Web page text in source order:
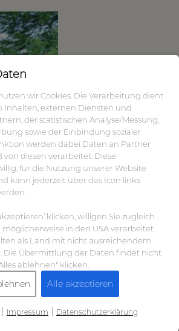
wir Cookies. Die Verarbeitung dient
Inhalten, externen Diensten und
der statistischen Analyse/Messung,
sowie der Einbindung sozialer
werden dabei Daten an Partner
diesen verarbeitet. Diese
für die Nutzung unserer Website
kann jederzeit über das Icon links
klicken, willigen Sie zugleich
möglicherweise in den USA verarbeitet
als Land mit nicht ausreichendem
Die Übermittlung der Daten findet nicht
ablehnen" klicken.
Alle akzeptieren
| Impressum | Datenschutzerklärung